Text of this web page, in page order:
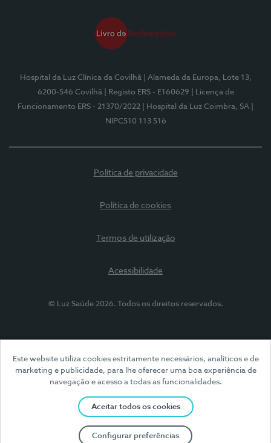
Este website utiliza cookies estritamente necessários, analíticos e de
marketing e publicidade, para lhe oferecer uma boa experiência de
navegação e acesso a todas as funcionalidades.
Aceitar todos os cookies
Configurar preferências
Hospital da Luz Clínica da Covilhã
| Alameda da Europa, Lote 13,
6200-546 Covilhã
| Registo ERS - E160629
| Licença de
Funcionamento ERS - 21370/2022
| Hospital da Luz Coimbra, SA
NIPC510 113 516
Política de privacidade
Política de cookies
Termos de utilização
Acessibilidade
© Luz Saúde 2026. Todos os direitos reservados.